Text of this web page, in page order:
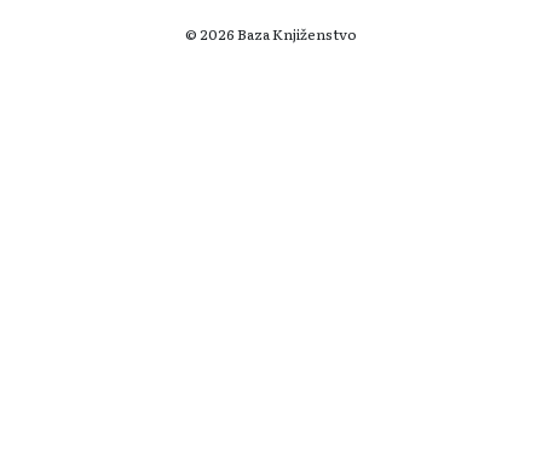
© 2026 Baza Knjiženstvo